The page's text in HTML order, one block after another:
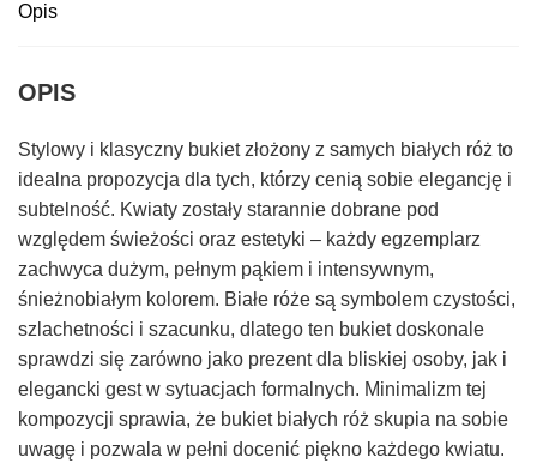
Opis
OPIS
Stylowy i klasyczny bukiet złożony z samych białych róż to
idealna propozycja dla tych, którzy cenią sobie elegancję i
subtelność. Kwiaty zostały starannie dobrane pod
względem świeżości oraz estetyki – każdy egzemplarz
zachwyca dużym, pełnym pąkiem i intensywnym,
śnieżnobiałym kolorem. Białe róże są symbolem czystości,
szlachetności i szacunku, dlatego ten bukiet doskonale
sprawdzi się zarówno jako prezent dla bliskiej osoby, jak i
elegancki gest w sytuacjach formalnych. Minimalizm tej
kompozycji sprawia, że bukiet białych róż skupia na sobie
uwagę i pozwala w pełni docenić piękno każdego kwiatu.